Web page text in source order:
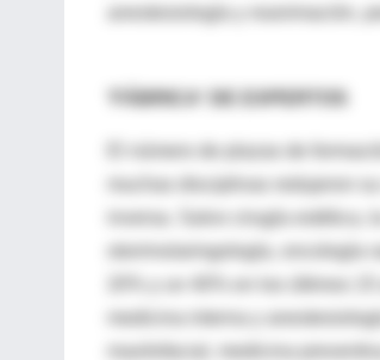
anestesiología y reanimación,
muchas disciplinas redujeron
inversa. Salvo cirugía estética,
otorrinolaringología, oncología
20% y un 40% en los últimos
medicina interna y
maxilofacial, medicina